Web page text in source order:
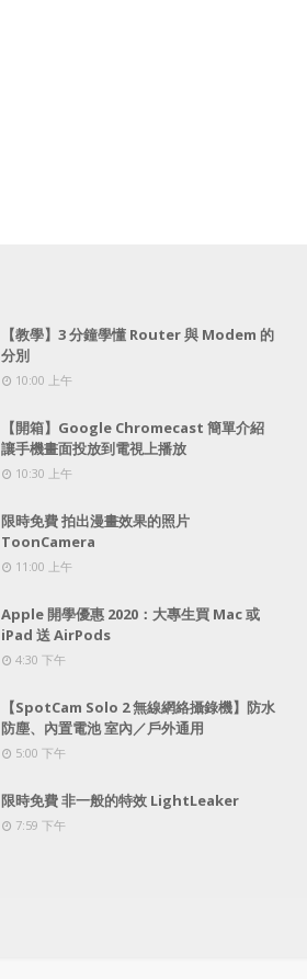
【教學】3 分鐘學懂 Router 與 Modem 的
分別
10:00 上午
【開箱】Google Chromecast 簡單介紹
讓手機畫面投放到電視上播放
10:30 上午
限時免費 拍出漫畫效果的照片
ToonCamera
11:00 上午
Apple 開學優惠 2020：大專生買 Mac 或
iPad 送 AirPods
4:30 下午
【SpotCam Solo 2 無線網絡攝錄機】防水
防塵、內置電池 室內／戶外通用
5:00 下午
限時免費 非一般的特效 LightLeaker
7:59 下午